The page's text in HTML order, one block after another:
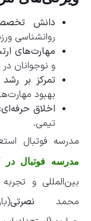
دانش
روانشناسی
مهارت‌های
و نوجوانان
تمرکز بر
بهبود
اخلاق حرفه‌ای
تیمی.
مدرسه فوتبال
مدرسه فوتبال در
بین‌المللی و
محمد نصرتی